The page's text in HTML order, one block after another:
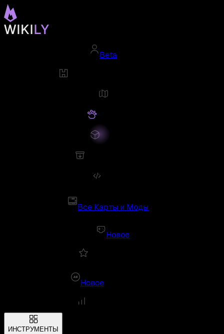
Beta
Все Карты и Моды
Новое
Новое
ИНСТРУМЕНТЫ